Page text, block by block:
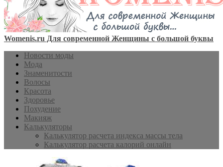
Womenis.ru Для современной Женщины с большой буквы
Новости моды
Мода
Знаменитости
Волосы
Красота
Здоровье
Похудение
Макияж
Калькуляторы
Калькулятор расчета индекса массы тела
Калькулятор расчета калорий онлайн